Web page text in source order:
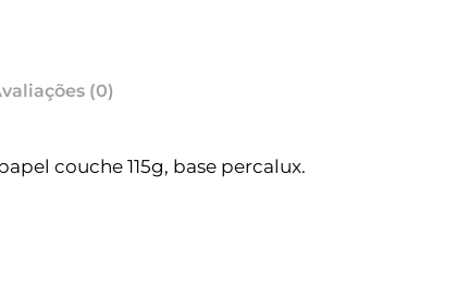
(0)
couche 115g, base percalux.